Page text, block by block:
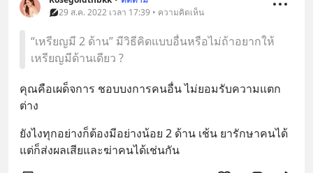
29 ส.ค. 2022 เวลา 17:39 • ความคิดเห็น
“เหรียญมี 2 ด้าน” มีวิธีคิดแบบอื่นหรือไม่ถ้าอยากให้
เหรียญมีด้านเดียว ?
คุณคือเผด็จการ ชอบบงการคนอื่น ไม่ยอมรับความแตก
ต่าง
ยังไงทุกอย่างก็ต้องมีอย่างน้อย 2 ด้าน เช้น ยารักษาคนได้
แต่ก็ส่งผลเสียและฆ่าคนได้เช่นกัน